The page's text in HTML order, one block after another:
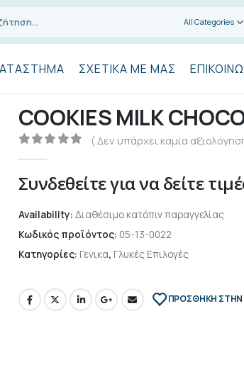
All Categories
ΣΧΕΤΙΚΆ ΜΕ ΜΑΣ
COOKIES MILK
( Δεν υπάρχει καμία
Συνδεθείτε για να δείτε
Availability: Διαθέσιμο κατόπιν παραγγελίας
Κωδικός προϊόντος: 05-13-0022
Κατηγορίες: Γενικα, Γλυκές Επιλογές
ΠΡΌΣΘΉΚΗ ΣΤΗΝ